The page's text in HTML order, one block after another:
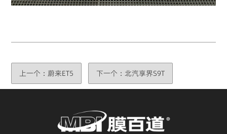
上一个：蔚来ET5 下一个：北汽享界S9T